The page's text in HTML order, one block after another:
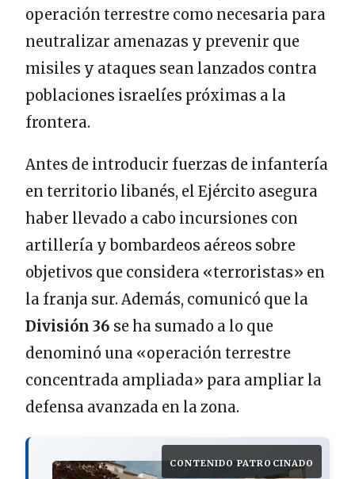
operación terrestre como necesaria para
neutralizar amenazas y prevenir que
misiles y ataques sean lanzados contra
poblaciones israelíes próximas a la
frontera.
Antes de introducir fuerzas de infantería
en territorio libanés, el Ejército asegura
haber llevado a cabo incursiones con
artillería y bombardeos aéreos sobre
objetivos que considera «terroristas» en
la franja sur. Además, comunicó que la
División 36 se ha sumado a lo que
denominó una «operación terrestre
concentrada ampliada» para ampliar la
defensa avanzada en la zona.
CONTENIDO PATROCINADO